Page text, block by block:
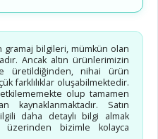
gramaj bilgileri, mümkün olan
Ancak altın ürünlerimizin
üretildiğinden, nihai ürün
farklılıklar oluşabilmektedir.
olup tamamen
kaynaklanmaktadır. Satın
ilgili daha detaylı bilgi almak
üzerinden bizimle kolayca